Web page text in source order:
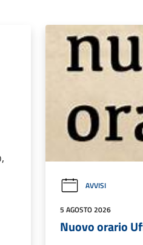
AVVISI
5 AGOSTO 2026
Nuovo orario